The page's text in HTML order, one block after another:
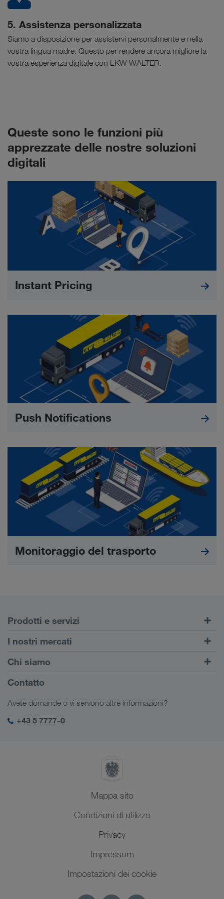
5. Assistenza personalizzata
Siamo a disposizione per assistervi personalmente e nella
vostra lingua madre. Questo per rendere ancora migliore la
vostra esperienza digitale con LKW WALTER.
Queste sono le funzioni più
apprezzate delle nostre soluzioni
digitali
Instant Pricing
Push Notifications
Monitoraggio del trasporto
Prodotti e servizi
Trasporti su strada
Portale Clienti CONNECT
Soluzioni digitali
Settori d'impiego
I nostri mercati
Europa
Caucaso
Asia Centrale
Medio Oriente
Chi siamo
Informazioni sulla società
Responsabilità sociale
SHEQ-Management
Contatto
Avete domande o vi servono altre informazioni?
+43 5 7777-0
Mappa sito
Condizioni di utilizzo
Privacy
Impressum
Impostazioni dei cookie